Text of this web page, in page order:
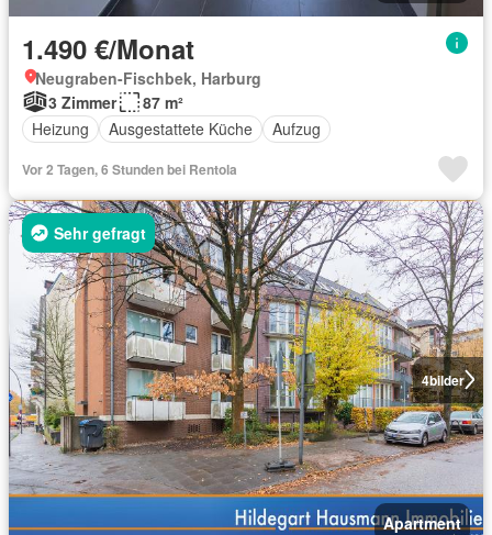
1.490 €/Monat
Neugraben-Fischbek, Harburg
3 Zimmer
87 m²
Heizung
Ausgestattete Küche Aufzug
Vor 2 Tagen, 6 Stunden bei Rentola
4bilder
Sehr gefragt
Apartment